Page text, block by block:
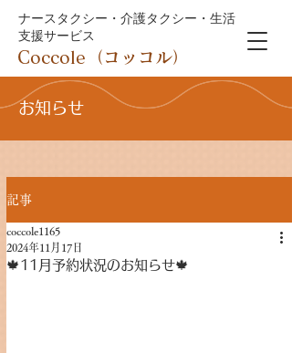
ナースタクシー・介護タクシー・生活
支援サービス
Coccole（コッコル）
お知らせ
記事
🍁11月予約状況のお知らせ🍁
coccole1165
2024年11月17日